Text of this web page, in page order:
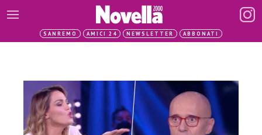
SANREMO AMICI 24 NEWSLETTER ABBONATI